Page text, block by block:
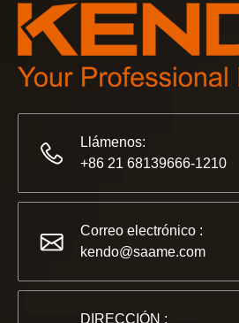
2022-11-21
Compañeros y amigos, tenemos
Llámenos:
+86 21 68139666-1210
Correo electrónico :
kendo@saame.com
DIRECCIÓN :